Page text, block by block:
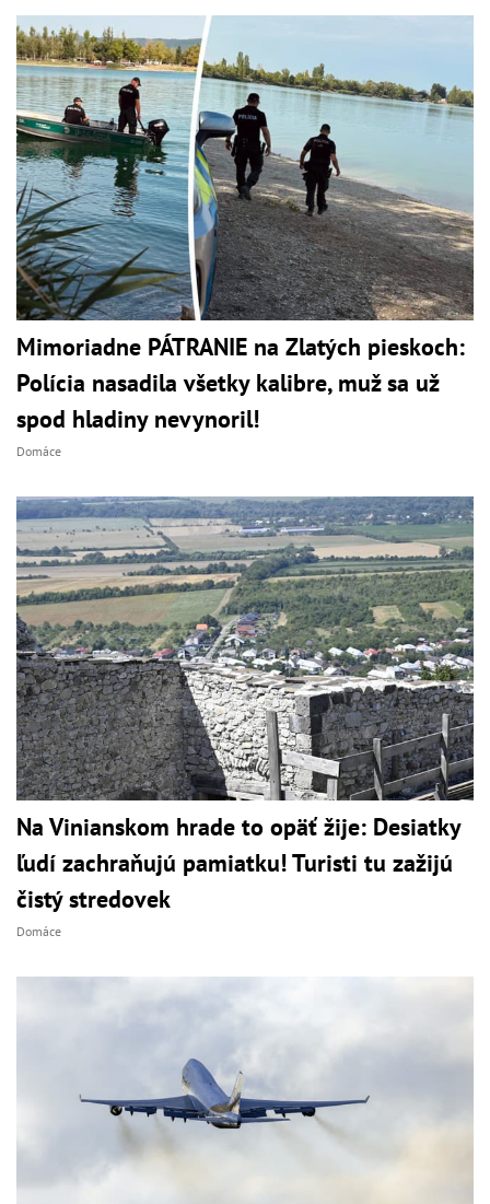
Mimoriadne PÁTRANIE na Zlatých pieskoch:
Polícia nasadila všetky kalibre, muž sa už
spod hladiny nevynoril!
Domáce
Na Vinianskom hrade to opäť žije: Desiatky
ľudí zachraňujú pamiatku! Turisti tu zažijú
čistý stredovek
Domáce